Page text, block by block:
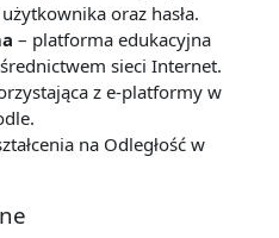
oraz hasła.
– platforma edukacyjna
sieci Internet.
z e-platformy w
na Odległość w